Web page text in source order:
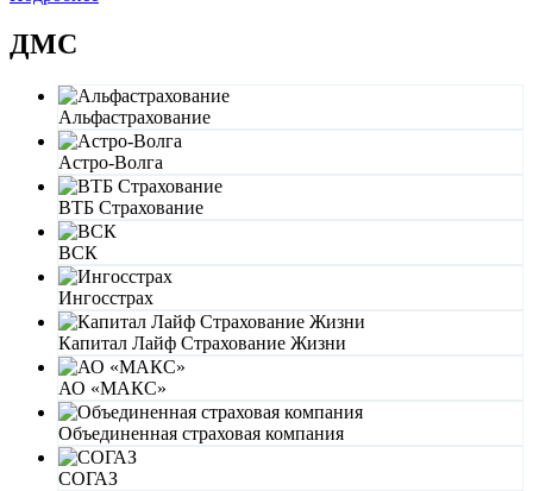
ДМС
Альфастрахование
Астро-Волга
ВТБ Страхование
ВСК
Ингосстрах
Капитал Лайф Страхование Жизни
АО «МАКС»
Объединенная страховая компания
СОГАЗ